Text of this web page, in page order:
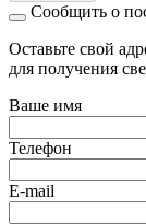
Сообщить о
Оставьте свой
для получения
Ваше имя
Телефон
E-mail